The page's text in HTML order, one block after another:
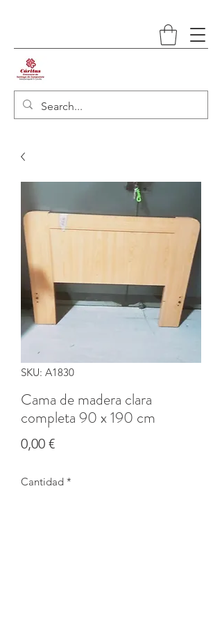
SKU: A1830
Cama de madera clara
completa 90 x 190 cm
0,00 €Precio
Cantidad *